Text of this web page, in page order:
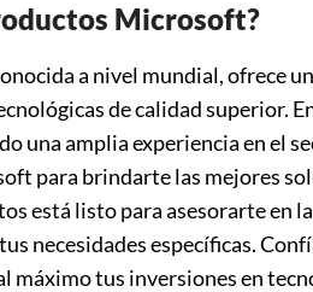
Microsoft?
a nivel mundial, ofrece
de calidad superior.
una amplia experiencia en el
para brindarte las mejores
está listo para asesorarte en
necesidades específicas.
máximo tus inversiones en